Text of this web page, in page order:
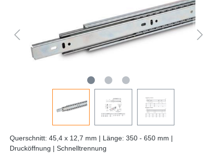
Querschnitt: 45,4 x 12,7 mm | Länge: 350 - 650 mm |
Drucköffnung | Schnelltrennung